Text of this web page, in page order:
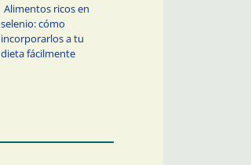
Alimentos ricos en
selenio: cómo
incorporarlos a tu
dieta fácilmente